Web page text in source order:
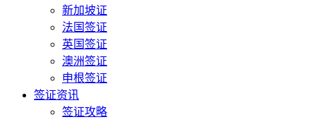
新加坡证
法国签证
英国签证
澳洲签证
申根签证
签证资讯
签证攻略